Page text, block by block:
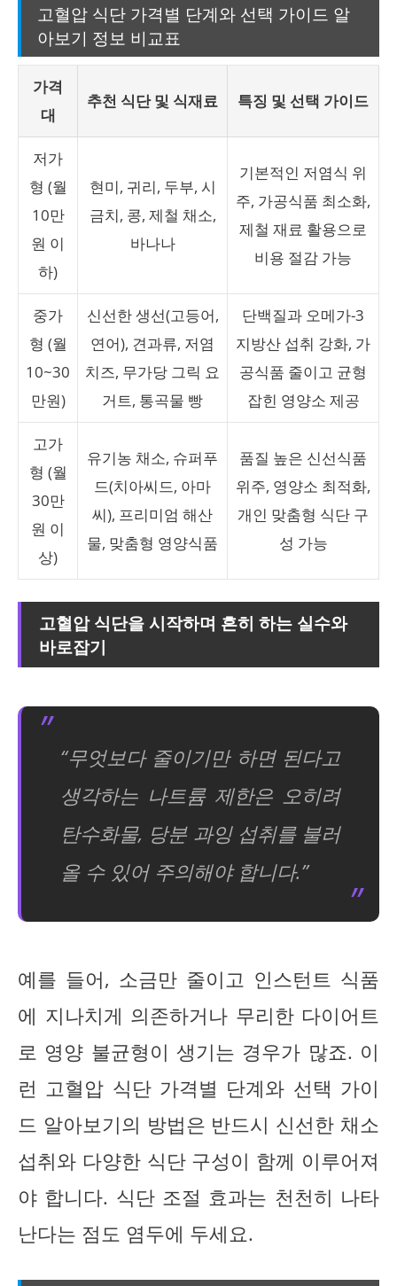
고혈압 식단 가격별 단계와 선택 가이드 알
아보기 정보 비교표
가격
대
추천 식단 및 식재료 특징 및 선택 가이드
저가
형 (월
10만
원 이
하)
현미, 귀리, 두부, 시
금치, 콩, 제철 채소,
바나나
기본적인 저염식 위
주, 가공식품 최소화,
제철 재료 활용으로
비용 절감 가능
중가
형 (월
10~30
만원)
신선한 생선(고등어,
연어), 견과류, 저염
치즈, 무가당 그릭 요
거트, 통곡물 빵
단백질과 오메가-3
지방산 섭취 강화, 가
공식품 줄이고 균형
잡힌 영양소 제공
고가
형 (월
30만
원 이
상)
유기농 채소, 슈퍼푸
드(치아씨드, 아마
씨), 프리미엄 해산
물, 맞춤형 영양식품
품질 높은 신선식품
위주, 영양소 최적화,
개인 맞춤형 식단 구
성 가능
고혈압 식단을 시작하며 흔히 하는 실수와
바로잡기
“무엇보다 줄이기만 하면 된다고
생각하는 나트륨 제한은 오히려
탄수화물, 당분 과잉 섭취를 불러
올 수 있어 주의해야 합니다.”
예를 들어, 소금만 줄이고 인스턴트 식품
에 지나치게 의존하거나 무리한 다이어트
로 영양 불균형이 생기는 경우가 많죠. 이
런 고혈압 식단 가격별 단계와 선택 가이
드 알아보기의 방법은 반드시 신선한 채소
섭취와 다양한 식단 구성이 함께 이루어져
야 합니다. 식단 조절 효과는 천천히 나타
난다는 점도 염두에 두세요.